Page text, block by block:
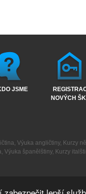
JSME
NOVÝCH
, Výuka angličtiny, Kurzy
, Výuka španělštiny, Kurzy